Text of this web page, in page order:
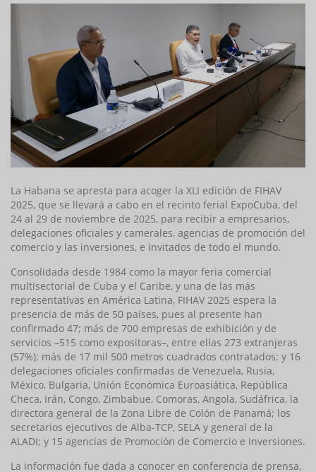
La Habana se apresta para acoger la XLI edición de FIHAV
2025, que se llevará a cabo en el recinto ferial ExpoCuba, del
24 al 29 de noviembre de 2025, para recibir a empresarios,
delegaciones oficiales y camerales, agencias de promoción del
comercio y las inversiones, e invitados de todo el mundo.
Consolidada desde 1984 como la mayor feria comercial
multisectorial de Cuba y el Caribe, y una de las más
representativas en América Latina, FIHAV 2025 espera la
presencia de más de 50 países, pues al presente han
confirmado 47; más de 700 empresas de exhibición y de
servicios –515 como expositoras–, entre ellas 273 extranjeras
(57%); más de 17 mil 500 metros cuadrados contratados; y 16
delegaciones oficiales confirmadas de Venezuela, Rusia,
México, Bulgaria, Unión Económica Euroasiática, República
Checa, Irán, Congo, Zimbabue, Comoras, Angola, Sudáfrica, la
directora general de la Zona Libre de Colón de Panamá; los
secretarios ejecutivos de Alba-TCP, SELA y general de la
ALADI; y 15 agencias de Promoción de Comercio e Inversiones.
La información fue dada a conocer en conferencia de prensa,